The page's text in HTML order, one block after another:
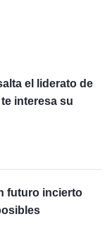
el liderato de
interesa su
futuro incierto